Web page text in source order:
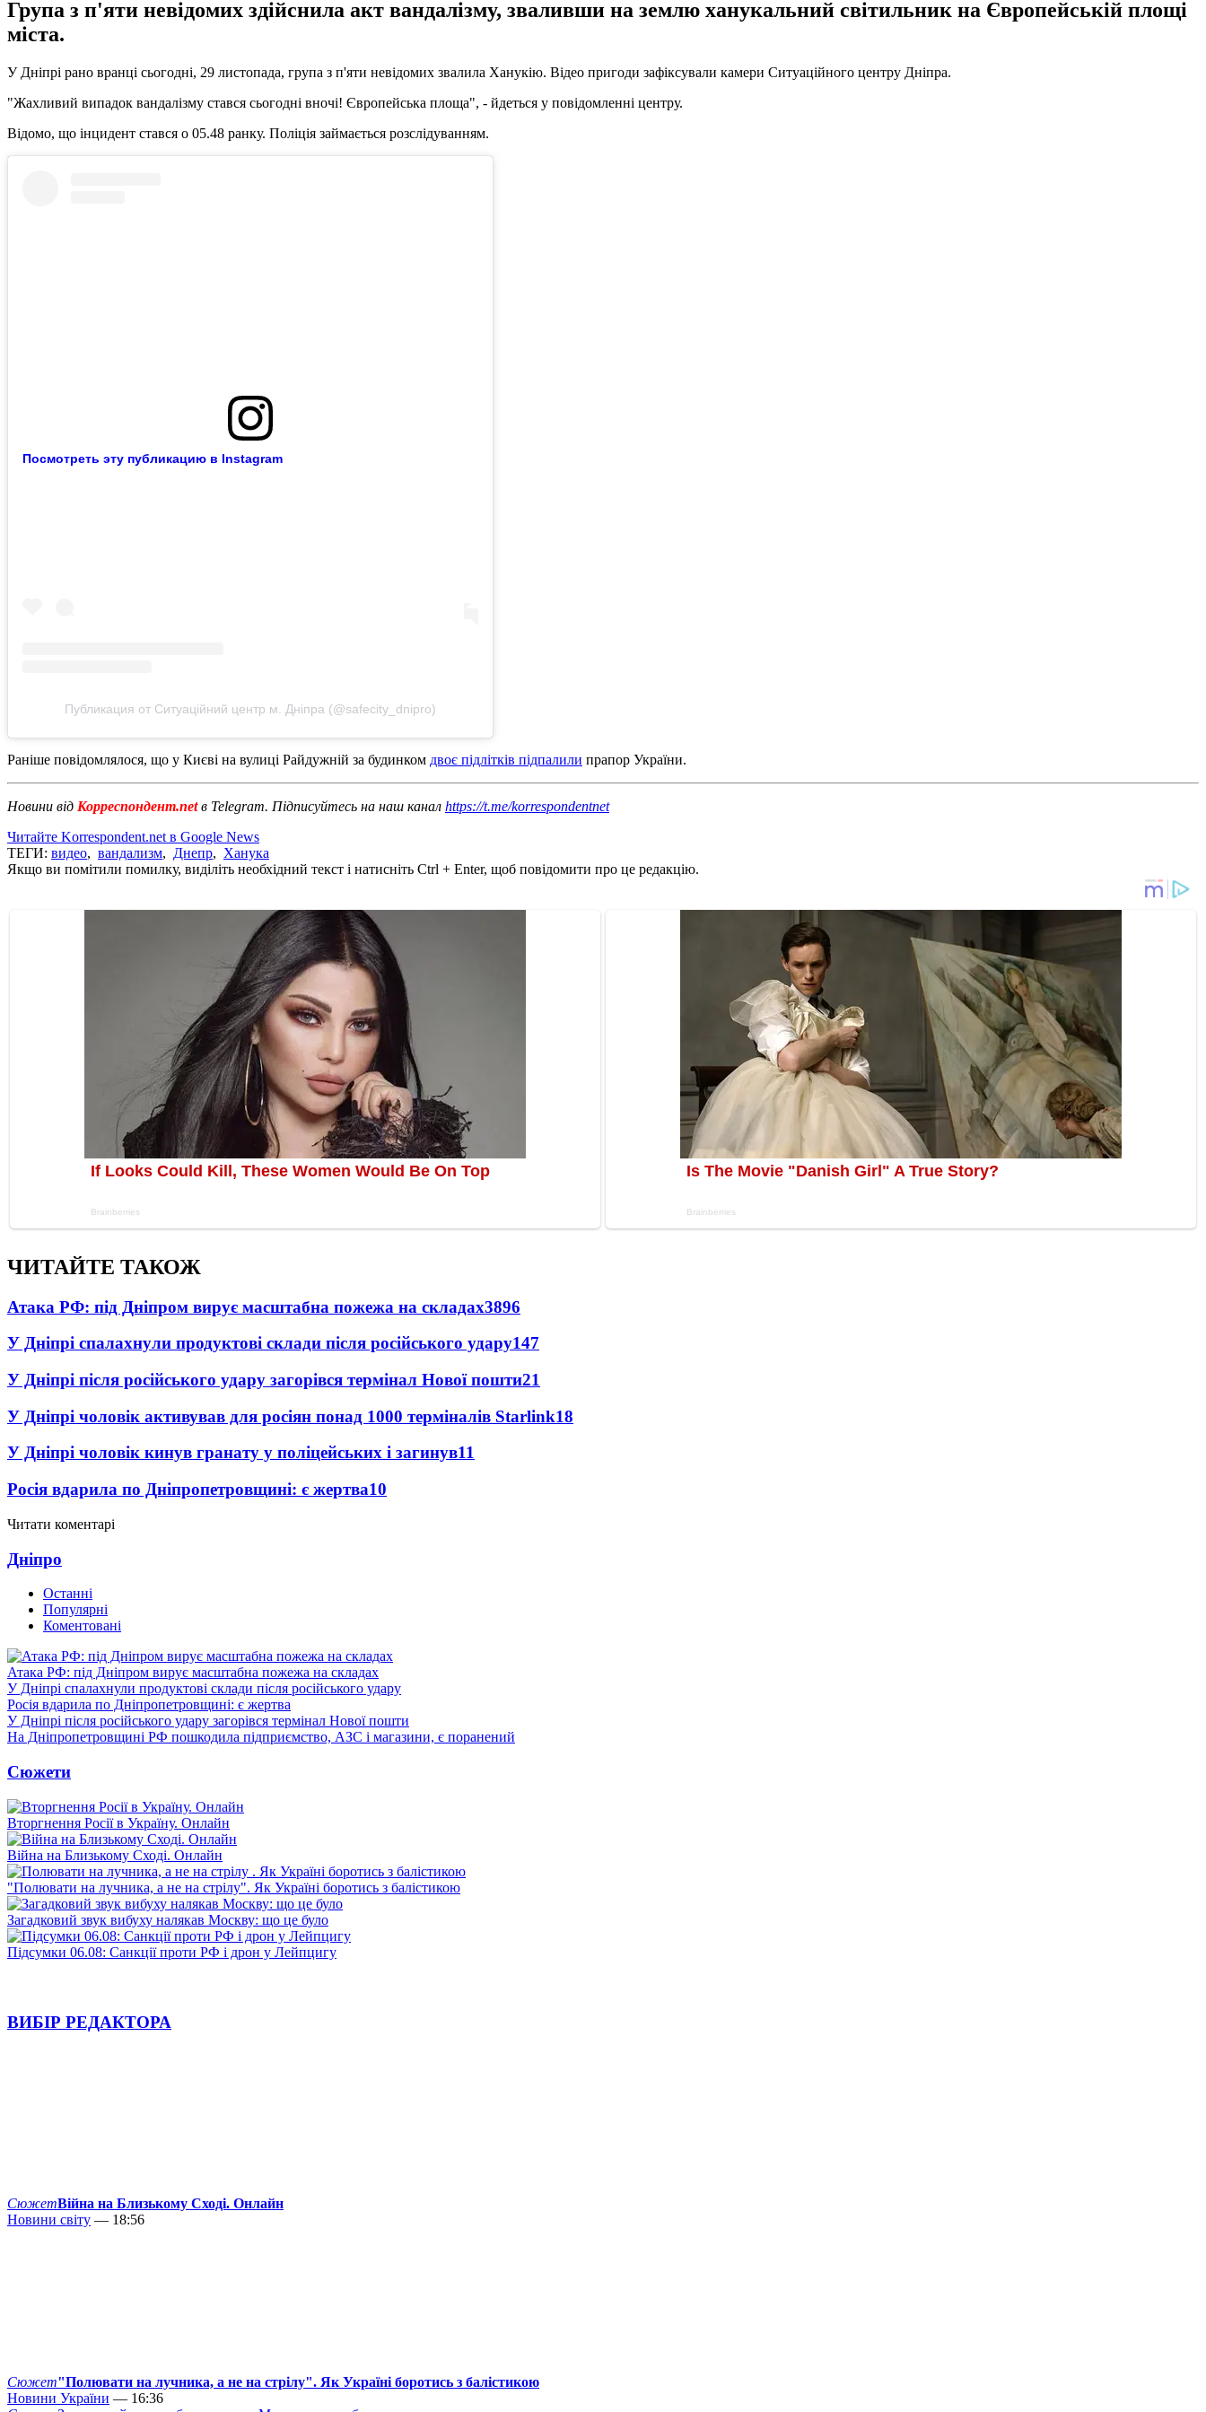
Група з п'яти невідомих здійснила акт вандалізму, зваливши на землю ханукальний світильник на Європейській площі
міста.
У Дніпрі рано вранці сьогодні, 29 листопада, група з п'яти невідомих звалила Ханукію. Відео пригоди зафіксували камери Ситуаційного центру Дніпра.
"Жахливий випадок вандалізму стався сьогодні вночі! Європейська площа", - йдеться у повідомленні центру.
Відомо, що інцидент стався о 05.48 ранку. Поліція займається розслідуванням.
Посмотреть эту публикацию в Instagram
Публикация от Ситуаційний центр м. Дніпра (@safecity_dnipro)
Раніше повідомлялося, що у Києві на вулиці Райдужній за будинком двоє підлітків підпалили прапор України.
Новини від Корреспондент.netв Telegram. Підписуйтесь на наш канал https://t.me/korrespondentnet
Читайте Korrespondent.net в Google News
ТЕГИ: видео, вандализм, Днепр, Ханука
Якщо ви помітили помилку, виділіть необхідний текст і натисніть Ctrl + Enter, щоб повідомити про це редакцію.
ЧИТАЙТЕ ТАКОЖ
Атака РФ: під Дніпром вирує масштабна пожежа на складах3896
У Дніпрі спалахнули продуктові склади після російського удару147
У Дніпрі після російського удару загорівся термінал Нової пошти21
У Дніпрі чоловік активував для росіян понад 1000 терміналів Starlink18
У Дніпрі чоловік кинув гранату у поліцейських і загинув11
Росія вдарила по Дніпропетровщині: є жертва10
Читати коментарі
Дніпро
Останні
Популярні
Коментовані
Атака РФ: під Дніпром вирує масштабна пожежа на складах
У Дніпрі спалахнули продуктові склади після російського удару
Росія вдарила по Дніпропетровщині: є жертва
У Дніпрі після російського удару загорівся термінал Нової пошти
На Дніпропетровщині РФ пошкодила підприємство, АЗС і магазини, є поранений
Сюжети
Вторгнення Росії в Україну. Онлайн
Війна на Близькому Сході. Онлайн
"Полювати на лучника, а не на стрілу". Як Україні боротись з балістикою
Загадковий звук вибуху налякав Москву: що це було
Підсумки 06.08: Санкції проти РФ і дрон у Лейпцигу
ВИБІР РЕДАКТОРА
СюжетВійна на Близькому Сході. Онлайн
Новини світу — 18:56
Сюжет"Полювати на лучника, а не на стрілу". Як Україні боротись з балістикою
Новини України — 16:36